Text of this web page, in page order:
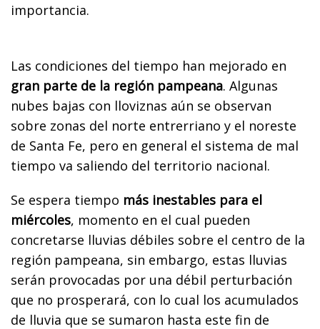
importancia.
Las condiciones del tiempo han mejorado en
gran parte de la región pampeana. Algunas
nubes bajas con lloviznas aún se observan
sobre zonas del norte entrerriano y el noreste
de Santa Fe, pero en general el sistema de mal
tiempo va saliendo del territorio nacional.
Se espera tiempo más inestables para el
miércoles, momento en el cual pueden
concretarse lluvias débiles sobre el centro de la
región pampeana, sin embargo, estas lluvias
serán provocadas por una débil perturbación
que no prosperará, con lo cual los acumulados
de lluvia que se sumaron hasta este fin de